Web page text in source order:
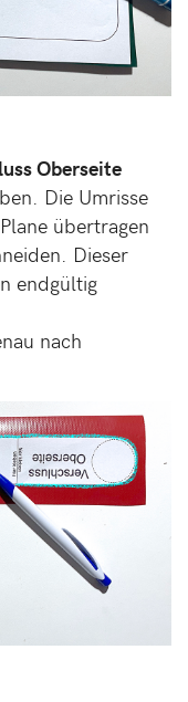
Oberseite
Die Umrisse
übertragen
Dieser
endgültig
nach